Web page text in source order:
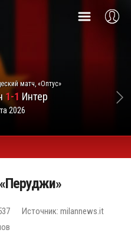
матч, «Оптус»
1-1 Интер
2026
Источник: milannews.it